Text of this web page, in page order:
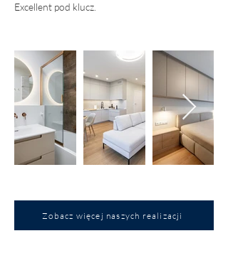
Excellent pod klucz.
Zobacz więcej naszych realizacji